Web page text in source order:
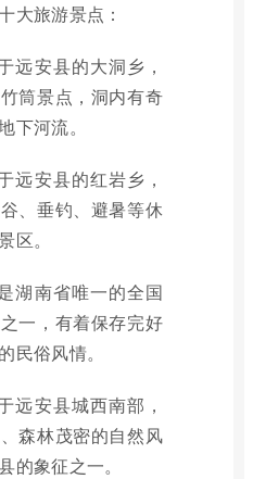
大旅游景点：
远安县的大洞乡，
筒景点，洞内有奇
下河流。
远安县的红岩乡，
、垂钓、避暑等休
区。
湖南省唯一的全国
一，有着保存完好
民俗风情。
远安县城西南部，
森林茂密的自然风
的象征之一。